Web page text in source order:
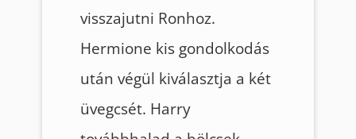
visszajutni Ronhoz.
Hermione kis gondolkodás
után végül kiválasztja a két
üvegcsét. Harry